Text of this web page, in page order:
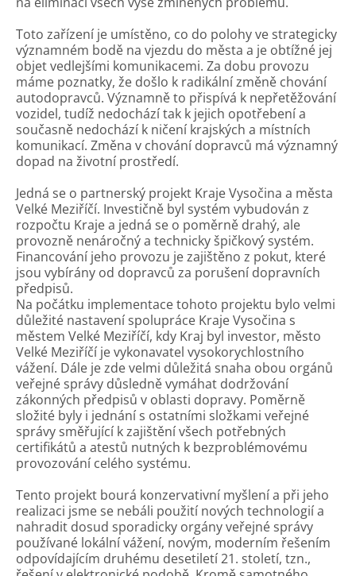
Toto zařízení je umístěno, co do polohy ve strategicky
významném bodě na vjezdu do města a je obtížné jej
objet vedlejšími komunikacemi. Za dobu provozu
máme poznatky, že došlo k radikální změně chování
autodopravců. Významně to přispívá k nepřetěžování
vozidel, tudíž nedochází tak k jejich opotřebení a
současně nedochází k ničení krajských a místních
komunikací. Změna v chování dopravců má významný
dopad na životní prostředí.
Jedná se o partnerský projekt Kraje Vysočina a města
Velké Meziříčí. Investičně byl systém vybudován z
rozpočtu Kraje a jedná se o poměrně drahý, ale
provozně nenáročný a technicky špičkový systém.
Financování jeho provozu je zajištěno z pokut, které
jsou vybírány od dopravců za porušení dopravních
předpisů.
Na počátku implementace tohoto projektu bylo velmi
důležité nastavení spolupráce Kraje Vysočina s
městem Velké Meziříčí, kdy Kraj byl investor, město
Velké Meziříčí je vykonavatel vysokorychlostního
vážení. Dále je zde velmi důležitá snaha obou orgánů
veřejné správy důsledně vymáhat dodržování
zákonných předpisů v oblasti dopravy. Poměrně
složité byly i jednání s ostatními složkami veřejné
správy směřující k zajištění všech potřebných
certifikátů a atestů nutných k bezproblémovému
provozování celého systému.
Tento projekt bourá konzervativní myšlení a při jeho
realizaci jsme se nebáli použití nových technologií a
nahradit dosud sporadicky orgány veřejné správy
používané lokální vážení, novým, moderním řešením
odpovídajícím druhému desetiletí 21. století, tzn.,